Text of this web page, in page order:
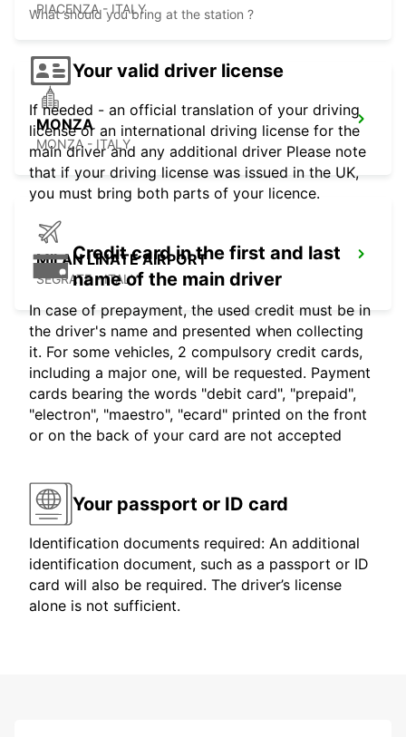
PIACENZA - ITALY
MONZA
MONZA - ITALY
MILAN LINATE AIRPORT
SEGRATE - ITALY
What should you bring at the station ?
Your valid driver license
If needed - an official translation of your driving
license or an international driving license for the
main driver and any additional driver Please note
that if your driving license was issued in the UK,
you must bring both parts of your licence.
Credit card in the first and last
name of the main driver
In case of prepayment, the used credit must be in
the driver's name and presented when collecting
it. For some vehicles, 2 compulsory credit cards,
including a major one, will be requested. Payment
cards bearing the words "debit card", "prepaid",
"electron", "maestro", "ecard" printed on the front
or on the back of your card are not accepted
Your passport or ID card
Identification documents required: An additional
identification document, such as a passport or ID
card will also be required. The driver’s license
alone is not sufficient.